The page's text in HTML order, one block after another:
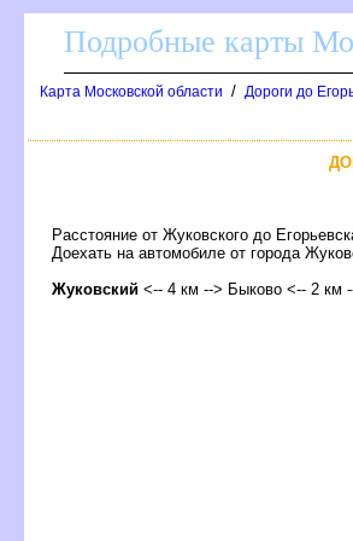
Подробные карты
Карта Московской области / Дороги до
Расстояние от Жуковского до
Доехать на автомобиле от города
Жуковский <-- 4 км --> Быково <-- 2 км